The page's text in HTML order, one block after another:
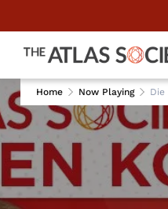
Home Now Playing Die